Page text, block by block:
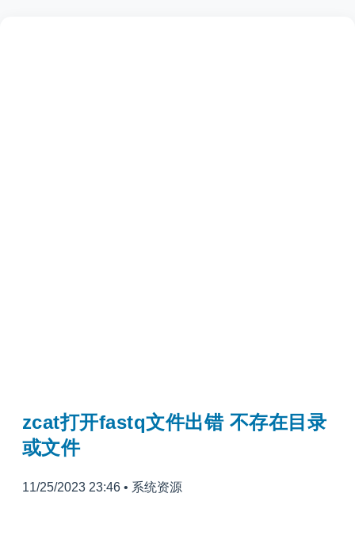
zcat打开fastq文件出错 不存在目录
或文件
11/25/2023 23:46 • 系统资源